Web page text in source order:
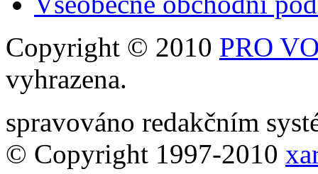
Copyright © 2010 PRO
vyhrazena.
spravováno redakčním
© Copyright 1997-2010